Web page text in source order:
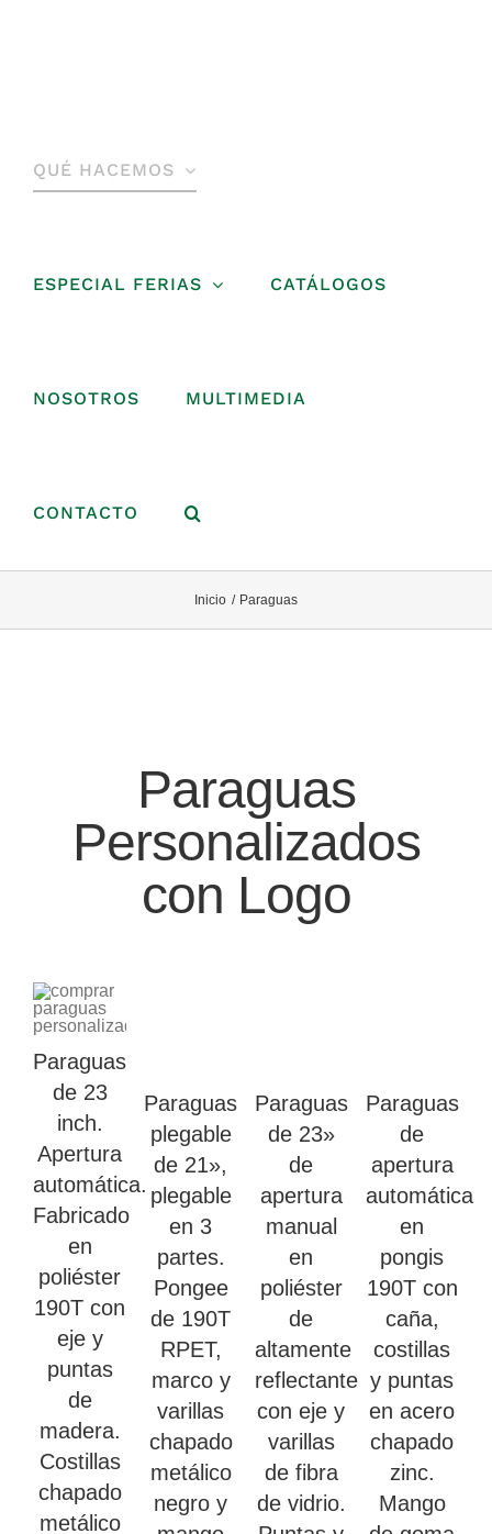
QUÉ HACEMOS
ESPECIAL FERIAS CATÁLOGOS
NOSOTROS MULTIMEDIA
CONTACTO
Inicio Paraguas
Paraguas
Personalizados
con Logo
Paraguas
de 23
inch.
Apertura
automática.
Fabricado
en
poliéster
190T con
eje y
puntas
de
madera.
Costillas
chapado
metálico
Paraguas
plegable
de 21»,
plegable
en 3
partes.
Pongee
de 190T
RPET,
marco y
varillas
chapado
metálico
negro y
Paraguas
de 23»
de
apertura
manual
en
poliéster
de
altamente
reflectante
con eje y
varillas
de fibra
de vidrio.
Paraguas
de
apertura
automática
en
pongis
190T con
caña,
costillas
y puntas
en acero
chapado
zinc.
Mango